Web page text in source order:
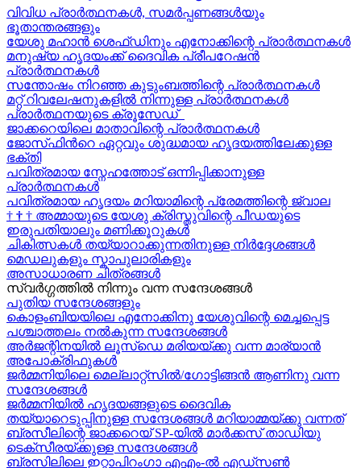
വിവിധ പ്രാർത്ഥനകൾ, സമർപ്പണങ്ങൾയും
ഭൂതാന്തരങ്ങളും
യേശു മഹാന്‍ ശെഫ്ഡിനും എനോക്കിന്റെ പ്രാർത്ഥനകള്‍
മനുഷ്യ ഹൃദയംക്ക് ദൈവിക പ്രീപറേഷൻ
പ്രാർത്ഥനകൾ
സന്തോഷം നിറഞ്ഞ കുടുംബത്തിന്റെ പ്രാർത്ഥനകള്‍
മറ്റ് റിവലേഷനുകളിൽ നിന്നുള്ള പ്രാർത്ഥനകൾ
പ്രാർത്ഥനയുടെ ക്രൂസേഡ്
ജാക്കറെയിലെ മാതാവിന്റെ പ്രാർത്ഥനകൾ
ജോസ്‌ഫിന്‍റെ ഏറ്റവും ശുദ്ധമായ ഹൃദയത്തിലേക്കുള്ള
ഭക്തി
പവിത്രമായ സ്നേഹത്തോട് ഒന്നിപ്പിക്കാനുള്ള
പ്രാർത്ഥനകള്‍
പവിത്രമായ ഹൃദയം മറിയാമിന്റെ പ്രേമത്തിന്റെ ജ്വാല
† † † അമ്മായുടെ യേശു ക്രിസ്തുവിന്റെ പീഡയുടെ
ഇരുപതിയാലും മണിക്കൂറുകള്‍
ചികിത്സകൾ തയ്യാറാക്കുന്നതിനുള്ള നിർദ്ദേശങ്ങൾ
മെഡലുകളും സ്കാപുലാരികളും
അസാധാരണ ചിത്രങ്ങൾ
സ്വര്‍ഗ്ഗത്തിൽ നിന്നും വന്ന സന്ദേശങ്ങള്‍
പുതിയ സന്ദേശങ്ങളും
കൊളംബിയയിലെ എനോക്കിനു യേശുവിന്റെ മെച്ചപ്പെട്ട
പശ്ചാത്തലം നൽകുന്ന സന്ദേശങ്ങള്‍
അർജന്റിനയിൽ ലൂസ്ഡെ മരിയയ്ക്കു വന്ന മാര്യാന്‍
അപോക്രിഫുകള്‍
ജർമ്മനിയിലെ മെല്ലാറ്റ്സിൽ/ഗോട്ടിങ്ങൻ ആണിനു വന്ന
സന്ദേശങ്ങൾ
ജർമ്മനിയിൽ ഹൃദയങ്ങളുടെ ദൈവിക
തയ്യാറെടുപ്പിനുള്ള സന്ദേശങ്ങൾ മറിയാമ്മയ്ക്കു വന്നത്
ബ്രസീലിന്റെ ജാക്കറെയ്‍ SP-യിൽ മാർക്കസ് താഡിയു
ടെക്സീരയ്ക്കുള്ള സന്ദേശങ്ങള്‍
ബ്രസിലിലെ ഇറ്റാപിറംഗാ എഎം-ൽ എഡ്സൺ